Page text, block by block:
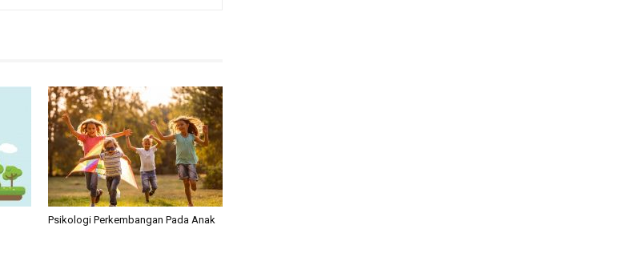
Psikologi Perkembangan Pada Anak